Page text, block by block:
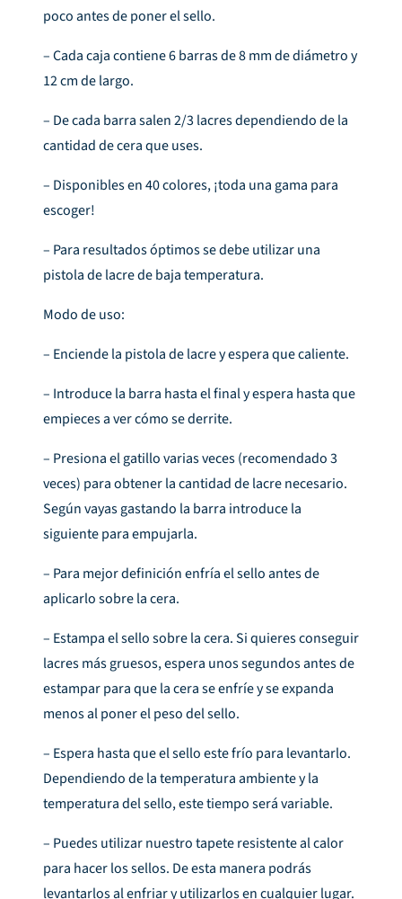
poco antes de poner el sello.
– Cada caja contiene 6 barras de 8 mm de diámetro y
12 cm de largo.
– De cada barra salen 2/3 lacres dependiendo de la
cantidad de cera que uses.
– Disponibles en 40 colores, ¡toda una gama para
escoger!
– Para resultados óptimos se debe utilizar una
pistola de lacre de baja temperatura.
Modo de uso:
– Enciende la pistola de lacre y espera que caliente.
– Introduce la barra hasta el final y espera hasta que
empieces a ver cómo se derrite.
– Presiona el gatillo varias veces (recomendado 3
veces) para obtener la cantidad de lacre necesario.
Según vayas gastando la barra introduce la
siguiente para empujarla.
– Para mejor definición enfría el sello antes de
aplicarlo sobre la cera.
– Estampa el sello sobre la cera. Si quieres conseguir
lacres más gruesos, espera unos segundos antes de
estampar para que la cera se enfríe y se expanda
menos al poner el peso del sello.
– Espera hasta que el sello este frío para levantarlo.
Dependiendo de la temperatura ambiente y la
temperatura del sello, este tiempo será variable.
– Puedes utilizar nuestro tapete resistente al calor
para hacer los sellos. De esta manera podrás
levantarlos al enfriar y utilizarlos en cualquier lugar.